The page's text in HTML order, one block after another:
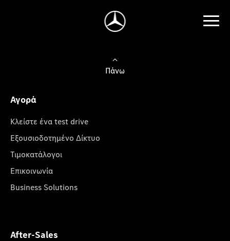
Πάνω
Αγορά
Κλείστε ένα test drive
Εξουσιοδοτημένο Δίκτυο
Τιμοκατάλογοι
Επικοινωνία
Business Solutions
After-Sales